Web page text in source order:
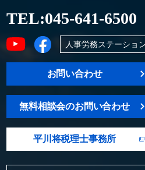
TEL:045-641-6500
人事労務ステーショ
お問い合わせ
無料相談会のお問い合わせ
平川将税理士事務所